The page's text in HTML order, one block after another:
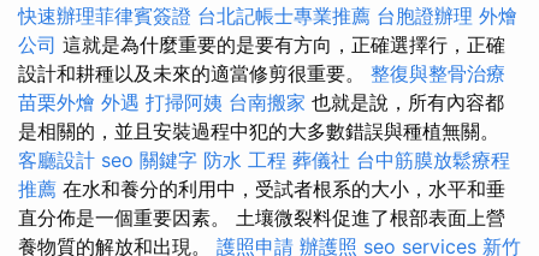
快速辦理菲律賓簽證 台北記帳士專業推薦 台胞證辦理 外燴
公司 這就是為什麼重要的是要有方向，正確選擇行，正確
設計和耕種以及未來的適當修剪很重要。 整復與整骨治療
苗栗外燴 外遇 打掃阿姨 台南搬家 也就是說，所有內容都
是相關的，並且安裝過程中犯的大多數錯誤與種植無關。
客廳設計 seo 關鍵字 防水 工程 葬儀社 台中筋膜放鬆療程
推薦 在水和養分的利用中，受試者根系的大小，水平和垂
直分佈是一個重要因素。 土壤微裂料促進了根部表面上營
養物質的解放和出現。 護照申請 辦護照 seo services 新竹